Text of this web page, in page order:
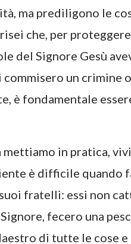
ma prediligono le
che, per
del Signore Gesù
un crimine
è fondamentale
mettiamo in pratica,
è difficile quando
fratelli: essi non
fecero una
di tutte le cose e